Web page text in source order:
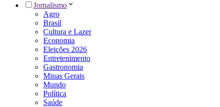
Jornalismo
Agro
Brasil
Cultura e Lazer
Economia
Eleições 2026
Entretenimento
Gastronomia
Minas Gerais
Mundo
Política
Saúde